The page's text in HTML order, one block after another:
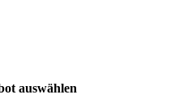
auswählen